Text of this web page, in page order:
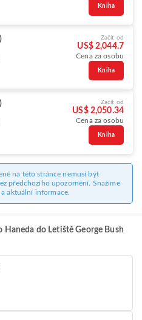
Kniha
Začít od
US$ 2,044.7
Cena za osobu
Kniha
Začít od
US$ 2,050.34
Cena za osobu
Kniha
na této stránce nemusí být
předchozího upozornění. Snažíme
aktuální informace.
Haneda do Letiště George Bush